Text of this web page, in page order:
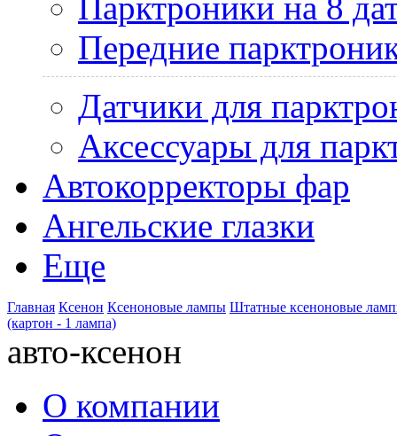
Передние
Датчики для
Аксессуары для
Автокорректоры фар
Ангельские глазки
Еще
Главная Ксенон Ксеноновые лампы Штатные ксеноновые
(картон - 1 лампа)
авто-ксенон
О компании